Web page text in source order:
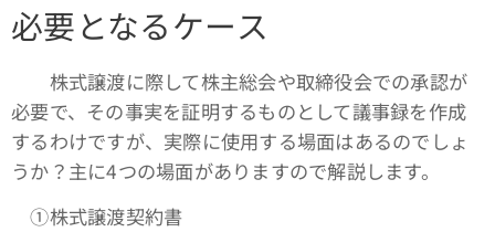
必要となるケース
株式譲渡に際して株主総会や取締役会での承認が
必要で、その事実を証明するものとして議事録を作成
するわけですが、実際に使用する場面はあるのでしょ
うか？主に4つの場面がありますので解説します。
①株式譲渡契約書